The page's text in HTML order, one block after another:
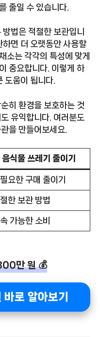
줄일 수 있습니다.
법은 적절한 보관입니
면 더 오랫동안 사용할
소는 각각의 특성에 맞게
중요합니다. 이렇게 하
도움이 됩니다.
히 환경을 보호하는 것
유익합니다. 여러분도
을 만들어보세요.
음식물 쓰레기 줄이기
요한 구매 줄이기
한 보관 방법
가능한 소비
만 원 💰
로 알아보기